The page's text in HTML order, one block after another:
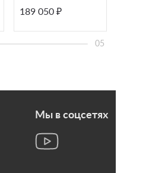
1500X193 серебро
189 050 ₽
05
Мы в соцсетях